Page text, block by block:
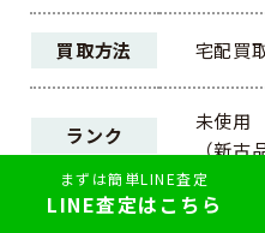
まずは簡単LINE査定
LINE査定はこちら
買取方法 宅配買
ランク
未使用
（新古